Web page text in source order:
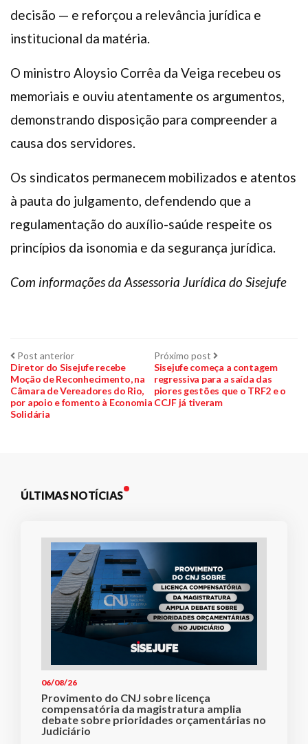
decisão — e reforçou a relevância jurídica e
institucional da matéria.
O ministro Aloysio Corrêa da Veiga recebeu os
memoriais e ouviu atentamente os argumentos,
demonstrando disposição para compreender a
causa dos servidores.
Os sindicatos permanecem mobilizados e atentos
à pauta do julgamento, defendendo que a
regulamentação do auxílio-saúde respeite os
princípios da isonomia e da segurança jurídica.
Com informações da Assessoria Jurídica do Sisejufe
Navegação
de
Post
Post anteriorPost
anterior:
Diretor do Sisejufe recebe
Moção de Reconhecimento, na
Câmara de Vereadores do Rio,
por apoio e fomento à Economia
Solidária
Próximo post Próximo
post:
Sisejufe começa a contagem
regressiva para a saída das
piores gestões que o TRF2 e o
CCJF já tiveram
ÚLTIMAS NOTÍCIAS
06/08/26
Provimento do CNJ sobre licença
compensatória da magistratura amplia
debate sobre prioridades orçamentárias no
Judiciário